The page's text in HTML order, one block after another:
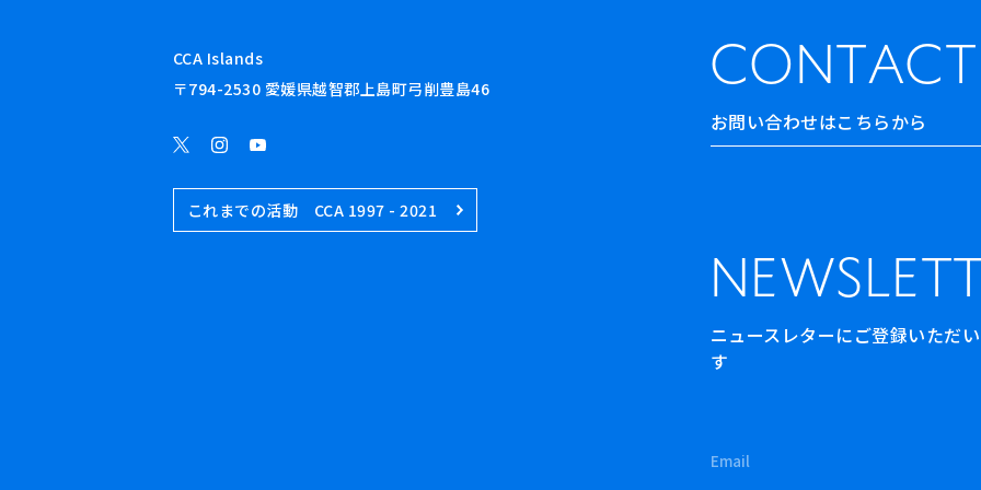
CONTACT
お問い合わせはこちらから
ニュースレターにご登録いただ
す
CCA Islands
〒794-2530 愛媛県越智郡上島町弓削豊島46
これまでの活動 CCA 1997 - 2021